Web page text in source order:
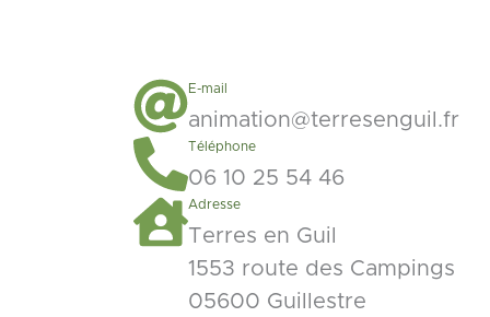
E-mail
animation@terresenguil.fr
Téléphone
06 10 25 54 46
Adresse
Terres en Guil
1553 route des Campings
05600 Guillestre